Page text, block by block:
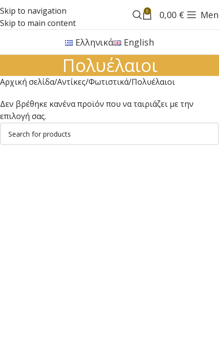
Skip to navigation
Skip to main content
0 0,00 €
Ελληνικά English
Πολυέλαιοι
Αρχική σελίδα Αντίκες Φωτιστικά Πολυέλαιοι
Δεν βρέθηκε κανένα προϊόν που να ταιριάζει με την
επιλογή σας.